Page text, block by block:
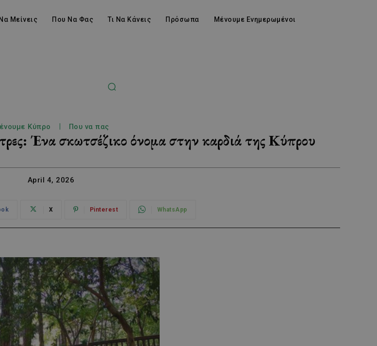
Μείνεις Που Να Φας Τι Να Κάνεις Πρόσωπα Μένουμε Ενημερωμένοι
Κύπρο Που να πας
Ένα σκωτσέζικο όνομα στην καρδιά της Κύπρου
April 4, 2026
X Pinterest WhatsApp